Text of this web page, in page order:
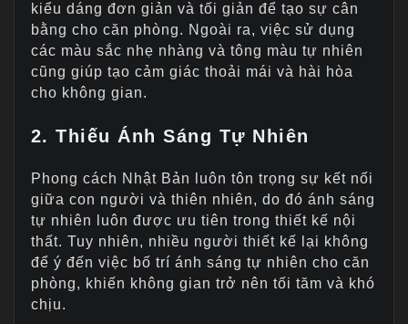
kiểu dáng đơn giản và tối giản để tạo sự cân
bằng cho căn phòng. Ngoài ra, việc sử dụng
các màu sắc nhẹ nhàng và tông màu tự nhiên
cũng giúp tạo cảm giác thoải mái và hài hòa
cho không gian.
2. Thiếu Ánh Sáng Tự Nhiên
Phong cách Nhật Bản luôn tôn trọng sự kết nối
giữa con người và thiên nhiên, do đó ánh sáng
tự nhiên luôn được ưu tiên trong thiết kế nội
thất. Tuy nhiên, nhiều người thiết kế lại không
để ý đến việc bố trí ánh sáng tự nhiên cho căn
phòng, khiến không gian trở nên tối tăm và khó
chịu.